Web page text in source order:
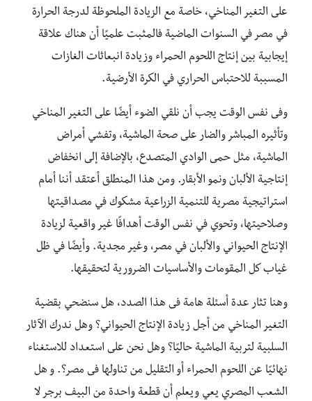
على التغير المناخي، خاصة مع الزيادة الملحوظة لدرجة الحرارة
في مصر في السنوات الماضية فالمثبت علميًا أن هناك علاقة
إيجابية بين إنتاج اللحوم الحمراء وزيادة انبعاثات الغازات
المسببة للاحتباس الحراري في الكرة الأرضية.
وفى نفس الوقت يجب أن نلقي الضوء أيضًا على التغير المناخي
وتأثيره المباشر والضار على صحة الماشية، وتفشي أمراض
الماشية، مثل حمى الوادي المتصدع، بالإضافة إلى انخفاض
إنتاجية الألبان ونمو الأبقار. ومن هذا المنطلق أعتقد أننا أمام
استراتيجية مصرية للتنمية الزراعية مشكوك في مصداقيتها
وصلاحيتها، وتحوي في نفس الوقت أهدافًا غير واقعية لزيادة
الإنتاج الحيواني والألبان في مصر، وغير مجدية. وأيضًا في ظل
غياب كل المقومات والأساسيات الضرورية لتحقيقها.
وهنا تثار عدة أسئلة هامة فى هذا الصدد، هل سنضحي بقضية
التغير المناخي من أجل زيادة الإنتاج الحيواني؟ وهل ندرك الآثار
السلبية لتربية الماشية حاليًا؟ وهل نحن على استعداد للاستغناء
نهائيًا عن اللحوم الحمراء أو التقليل من تناولها فى مصر؟. و هل
الشعب المصري يعي ويعلم أن قطعة واحدة من البيف برجر لا